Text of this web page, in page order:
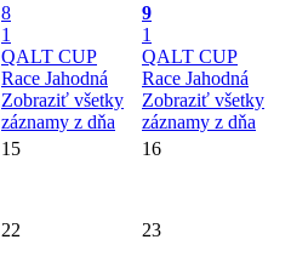
8
1
QALT CUP
Race Jahodná
Zobraziť všetky
záznamy z dňa
9
1
QALT CUP
Race Jahodná
Zobraziť všetky
záznamy z dňa
15 16
22 23